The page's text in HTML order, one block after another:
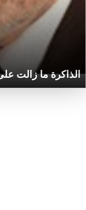
الذاكرة ما زالت